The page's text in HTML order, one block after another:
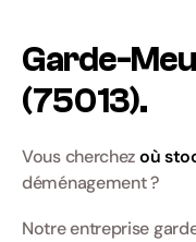
Garde-
(75013).
Vous cherchezoù
déménagement ?
Notre entreprise